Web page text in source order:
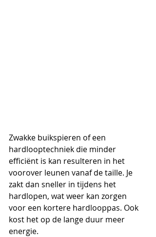
Zwakke buikspieren of een
hardlooptechniek die minder
efficiënt is kan resulteren in het
voorover leunen vanaf de taille. Je
zakt dan sneller in tijdens het
hardlopen, wat weer kan zorgen
voor een kortere hardlooppas. Ook
kost het op de lange duur meer
energie.